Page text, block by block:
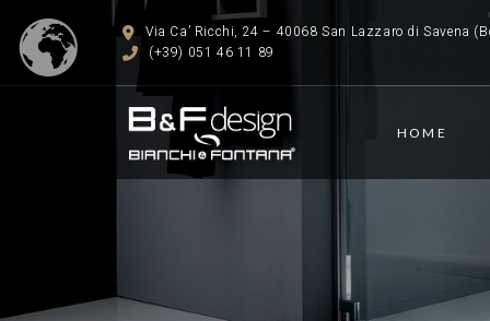
Via Ca’ Ricchi, 24 – 40068 San Lazzaro di Savena
(+39) 051 46 11 89
HOME